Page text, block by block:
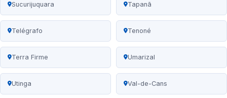
Sucurijuquara Tapanã
Telégrafo Tenoné
Terra Firme Umarizal
Utinga Val-de-Cans